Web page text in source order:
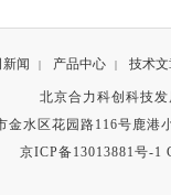
闻 | 产品中心 | 技术文
北京合力科创科技发
金水区花园路116号鹿港
京ICP备13013881号-1